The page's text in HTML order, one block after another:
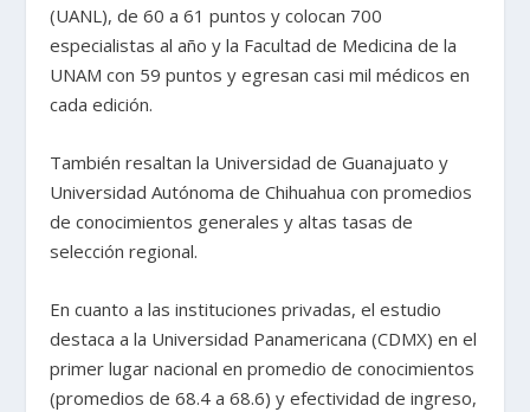
(UANL), de 60 a 61 puntos y colocan 700
especialistas al año y la Facultad de Medicina de la
UNAM con 59 puntos y egresan casi mil médicos en
cada edición.
También resaltan la Universidad de Guanajuato y
Universidad Autónoma de Chihuahua con promedios
de conocimientos generales y altas tasas de
selección regional.
En cuanto a las instituciones privadas, el estudio
destaca a la Universidad Panamericana (CDMX) en el
primer lugar nacional en promedio de conocimientos
(promedios de 68.4 a 68.6) y efectividad de ingreso,